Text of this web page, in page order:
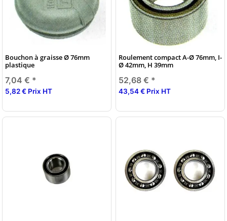
Bouchon à graisse Ø 76mm
plastique
7,04 € *
5,82 € Prix HT
Roulement compact A-Ø 76mm, I-
Ø 42mm, H 39mm
52,68 € *
43,54 € Prix HT